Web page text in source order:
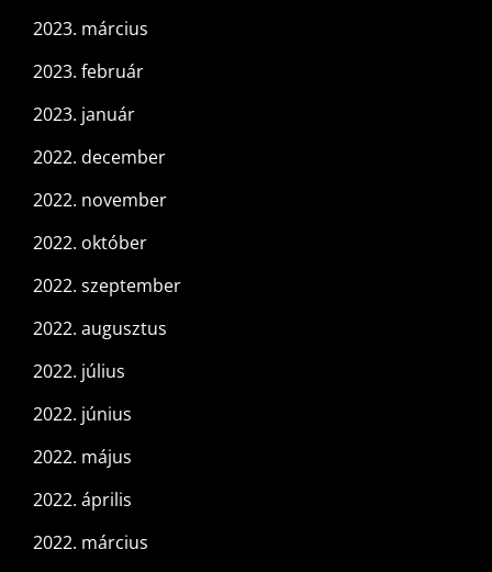
2023. március
2023. február
2023. január
2022. december
2022. november
2022. október
2022. szeptember
2022. augusztus
2022. július
2022. június
2022. május
2022. április
2022. március